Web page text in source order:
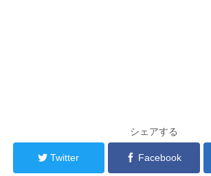
シェアする
Twitter Facebook